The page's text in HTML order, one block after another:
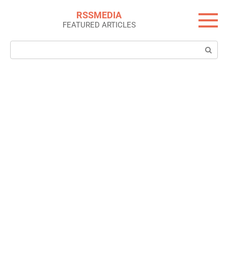
RSSMEDIA
FEATURED ARTICLES
Search: